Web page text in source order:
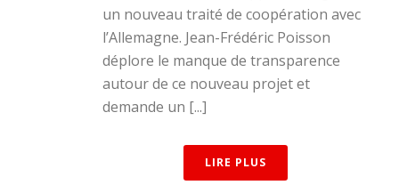
un nouveau traité de coopération avec
l’Allemagne. Jean-Frédéric Poisson
déplore le manque de transparence
autour de ce nouveau projet et
demande un [...]
LIRE PLUS